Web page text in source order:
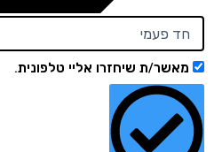
מאשר/ת שיחזרו אליי טלפונית.